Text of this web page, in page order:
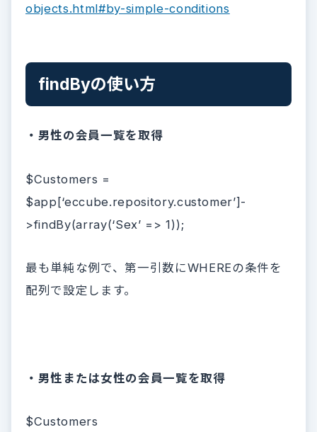
objects.html#by-simple-conditions
findByの使い方
・男性の会員一覧を取得
$Customers =
$app[‘eccube.repository.customer’]-
>findBy(array(‘Sex’ => 1));
最も単純な例で、第一引数にWHEREの条件を
配列で設定します。
・男性または女性の会員一覧を取得
$Customers